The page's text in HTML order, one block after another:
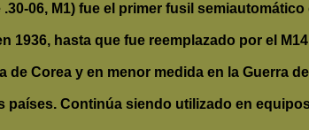
06, M1) fue el primer fusil semiautomático
1936, hasta que fue reemplazado por el
de Corea y en menor medida en la Guerra de
países. Continúa siendo utilizado en